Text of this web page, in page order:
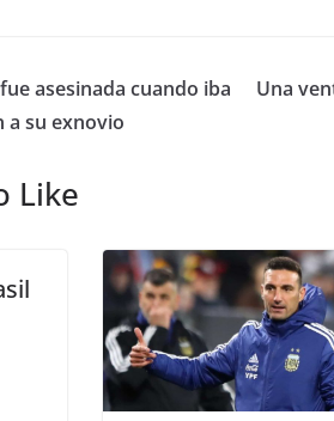
asesinada cuando iba
a su exnovio
Una
Like